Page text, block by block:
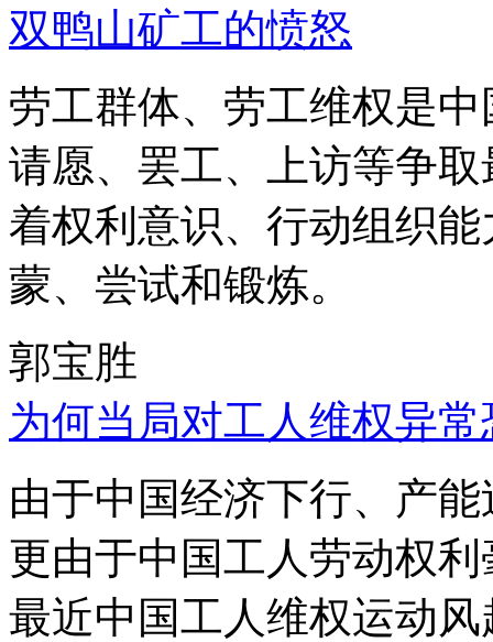
双鸭山矿工的愤怒
劳工群体、劳工维权是
请愿、罢工、上访等争
着权利意识、行动组织
蒙、尝试和锻炼。
郭宝胜
为何当局对工人维权异
由于中国经济下行、产
更由于中国工人劳动权
最近中国工人维权运动